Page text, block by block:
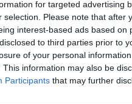
for targeted advertising
selection. Please note that after
interest-based ads based
to third parties prior to
of your personal
This information may also be
Participants that may further
ha sido objeto de gran
en varias ocasiones,
por nuestro país,
Úrsula Corberó. Durante
y bailar junto a ella la